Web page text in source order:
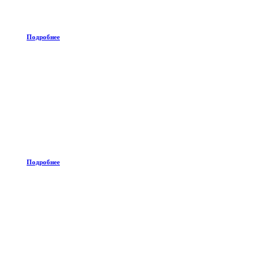
Подробнее
Подробнее